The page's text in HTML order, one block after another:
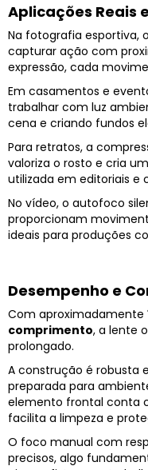
Aplicações Reais
Na fotografia esportiva,
capturar ação com
expressão, cada
Em casamentos e
trabalhar com luz
cena e criando fundos
Para retratos, a
valoriza o rosto e cria
utilizada em editoriais e
No vídeo, o autofoco
proporcionam
ideais para produções
Desempenho e
Com aproximadamente
comprimento, a lente
prolongado.
A construção é robusta
preparada para
elemento frontal conta
facilita a limpeza e
O foco manual com
precisos, algo